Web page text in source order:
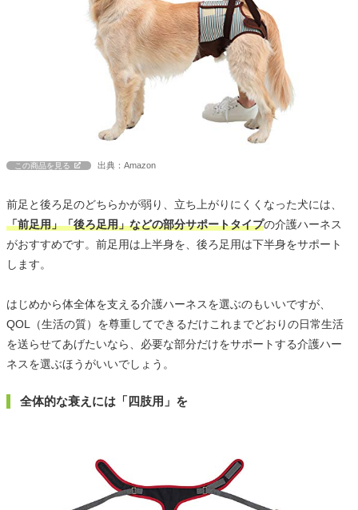
この商品を見る 出典：Amazon
前足と後ろ足のどちらかが弱り、立ち上がりにくくなった犬には、
「前足用」「後ろ足用」などの部分サポートタイプの介護ハーネス
がおすすめです。前足用は上半身を、後ろ足用は下半身をサポート
します。
はじめから体全体を支える介護ハーネスを選ぶのもいいですが、
QOL（生活の質）を尊重してできるだけこれまでどおりの日常生活
を送らせてあげたいなら、必要な部分だけをサポートする介護ハー
ネスを選ぶほうがいいでしょう。
全体的な衰えには「四肢用」を